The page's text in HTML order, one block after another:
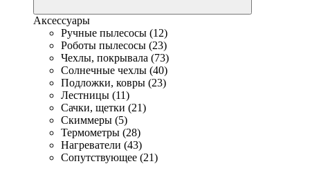
Аксессуары
Ручные пылесосы (12)
Роботы пылесосы (23)
Чехлы, покрывала (73)
Солнечные чехлы (40)
Подложки, ковры (23)
Лестницы (11)
Сачки, щетки (21)
Скиммеры (5)
Термометры (28)
Нагреватели (43)
Сопутствующее (21)